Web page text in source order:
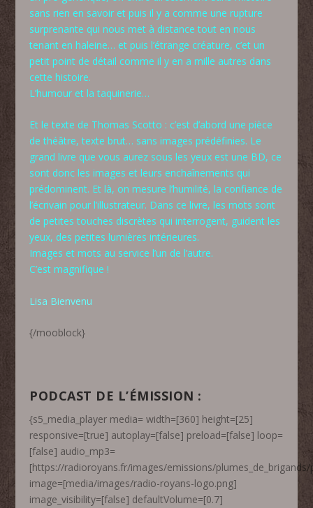
sans rien en savoir et puis il y a comme une rupture
surprenante qui nous met à distance tout en nous
tenant en haleine… et puis l’étrange créature, c’et un
petit point de détail comme il y en a mille autres dans
cette histoire.
L’humour et la taquinerie…
Et le texte de Thomas Scotto : c’est d’abord une pièce
de théâtre, texte brut… sans images prédéfinies. Le
grand livre que vous aurez sous les yeux est une BD, ce
sont donc les images et leurs enchaînements qui
prédominent. Et là, on mesure l’humilité, la confiance de
l’écrivain pour l’illustrateur. Dans ce livre, les mots sont
de petites touches discrètes qui interrogent, guident les
yeux, des petites lumières intérieures.
Images et mots au service l’un de l’autre.
C’est magnifique !
Lisa Bienvenu
{/mooblock}
PODCAST DE L’ÉMISSION :
{s5_media_player media= width=[360] height=[25]
responsive=[true] autoplay=[false] preload=[false] loop=
[false] audio_mp3=
[https://radioroyans.fr/images/emissions/
image=[media/images/radio-royans-logo.png]
image_visibility=[false] defaultVolume=[0.7]